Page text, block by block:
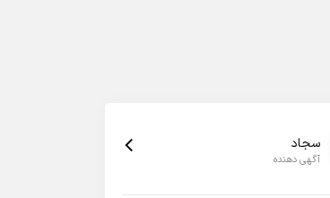
سجاد
آگهی دهنده